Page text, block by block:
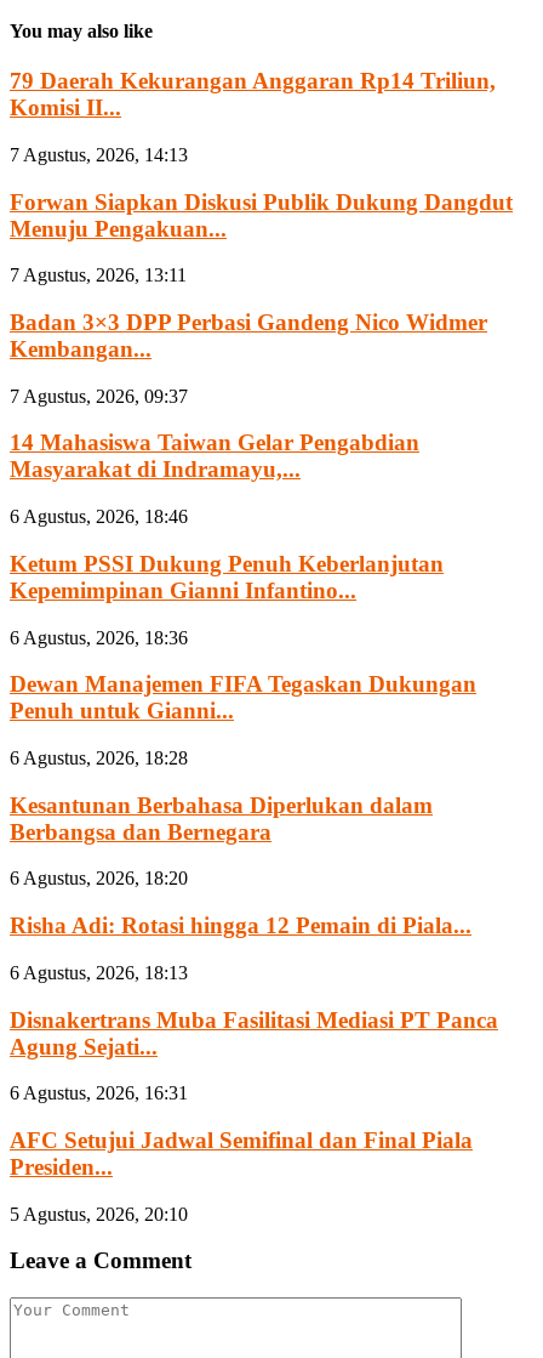
You may also like
79 Daerah Kekurangan Anggaran Rp14 Triliun,
Komisi II...
7 Agustus, 2026, 14:13
Forwan Siapkan Diskusi Publik Dukung Dangdut
Menuju Pengakuan...
7 Agustus, 2026, 13:11
Badan 3×3 DPP Perbasi Gandeng Nico Widmer
Kembangan...
7 Agustus, 2026, 09:37
14 Mahasiswa Taiwan Gelar Pengabdian
Masyarakat di Indramayu,...
6 Agustus, 2026, 18:46
Ketum PSSI Dukung Penuh Keberlanjutan
Kepemimpinan Gianni Infantino...
6 Agustus, 2026, 18:36
Dewan Manajemen FIFA Tegaskan Dukungan
Penuh untuk Gianni...
6 Agustus, 2026, 18:28
Kesantunan Berbahasa Diperlukan dalam
Berbangsa dan Bernegara
6 Agustus, 2026, 18:20
Risha Adi: Rotasi hingga 12 Pemain di Piala...
6 Agustus, 2026, 18:13
Disnakertrans Muba Fasilitasi Mediasi PT Panca
Agung Sejati...
6 Agustus, 2026, 16:31
AFC Setujui Jadwal Semifinal dan Final Piala
Presiden...
5 Agustus, 2026, 20:10
Leave a Comment